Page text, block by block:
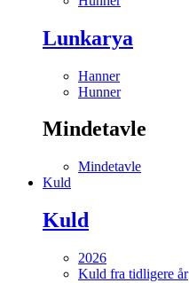
Lunkarya
Hanner
Hunner
Mindetavle
Mindetavle
Kuld
Kuld
2026
Kuld fra tidligere år